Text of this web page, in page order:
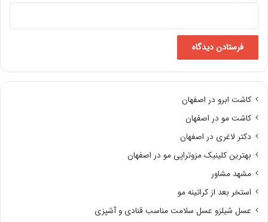
کاشت ابرو در اصفهان
کاشت مو در اصفهان
دکتر لاغری در اصفهان
بهترین کلینیک مزوتراپی مو در اصفهان
مشهد مشاور
استخر بعد از کراتینه مو
عسل شیلزو عسل سلامت مناسب قنادی و آشپزی